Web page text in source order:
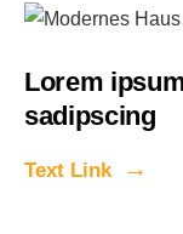
Lorem
sadipscing
Text Link